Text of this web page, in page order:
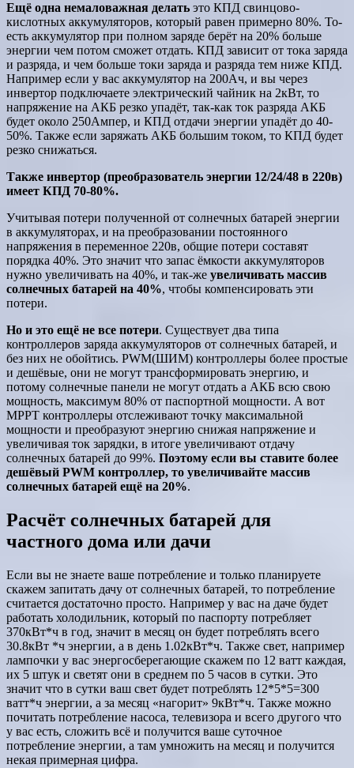
Ещё одна немаловажная делать это КПД свинцово-
кислотных аккумуляторов, который равен примерно 80%. То-
есть аккумулятор при полном заряде берёт на 20% больше
энергии чем потом сможет отдать. КПД зависит от тока заряда
и разряда, и чем больше токи заряда и разряда тем ниже КПД.
Например если у вас аккумулятор на 200Ач, и вы через
инвертор подключаете электрический чайник на 2кВт, то
напряжение на АКБ резко упадёт, так-как ток разряда АКБ
будет около 250Ампер, и КПД отдачи энергии упадёт до 40-
50%. Также если заряжать АКБ большим током, то КПД будет
резко снижаться.
Также инвертор (преобразователь энергии 12/24/48 в 220в)
имеет КПД 70-80%.
Учитывая потери полученной от солнечных батарей энергии
в аккумуляторах, и на преобразовании постоянного
напряжения в переменное 220в, общие потери составят
порядка 40%. Это значит что запас ёмкости аккумуляторов
нужно увеличивать на 40%, и так-же увеличивать массив
солнечных батарей на 40%, чтобы компенсировать эти
потери.
Но и это ещё не все потери. Существует два типа
контроллеров заряда аккумуляторов от солнечных батарей, и
без них не обойтись. PWM(ШИМ) контроллеры более простые
и дешёвые, они не могут трансформировать энергию, и
потому солнечные панели не могут отдать а АКБ всю свою
мощность, максимум 80% от паспортной мощности. А вот
MPPT контроллеры отслеживают точку максимальной
мощности и преобразуют энергию снижая напряжение и
увеличивая ток зарядки, в итоге увеличивают отдачу
солнечных батарей до 99%. Поэтому если вы ставите более
дешёвый PWM контроллер, то увеличивайте массив
солнечных батарей ещё на 20%.
Расчёт солнечных батарей для
частного дома или дачи
Если вы не знаете ваше потребление и только планируете
скажем запитать дачу от солнечных батарей, то потребление
считается достаточно просто. Например у вас на даче будет
работать холодильник, который по паспорту потребляет
370кВт*ч в год, значит в месяц он будет потреблять всего
30.8кВт *ч энергии, а в день 1.02кВт*ч. Также свет, например
лампочки у вас энергосберегающие скажем по 12 ватт каждая,
их 5 штук и светят они в среднем по 5 часов в сутки. Это
значит что в сутки ваш свет будет потреблять 12*5*5=300
ватт*ч энергии, а за месяц «нагорит» 9кВт*ч. Также можно
почитать потребление насоса, телевизора и всего другого что
у вас есть, сложить всё и получится ваше суточное
потребление энергии, а там умножить на месяц и получится
некая примерная цифра.